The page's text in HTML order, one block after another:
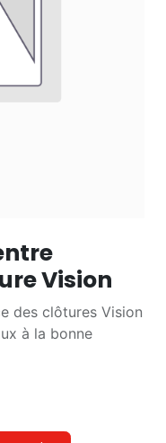
Vision
des clôtures Vision
à la bonne